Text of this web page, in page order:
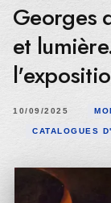
Georges
et
10/09/2025
CATALOGUES